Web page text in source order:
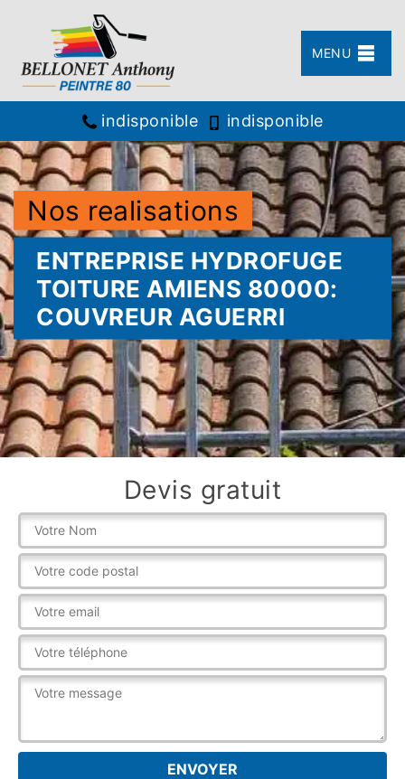
MENU
indisponible indisponible
Nos realisations
ENTREPRISE HYDROFUGE
TOITURE AMIENS 80000:
COUVREUR AGUERRI
Devis gratuit